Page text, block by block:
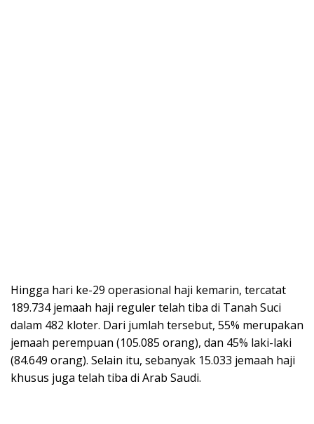
Hingga hari ke-29 operasional haji kemarin, tercatat
189.734 jemaah haji reguler telah tiba di Tanah Suci
dalam 482 kloter. Dari jumlah tersebut, 55% merupakan
jemaah perempuan (105.085 orang), dan 45% laki-laki
(84.649 orang). Selain itu, sebanyak 15.033 jemaah haji
khusus juga telah tiba di Arab Saudi.